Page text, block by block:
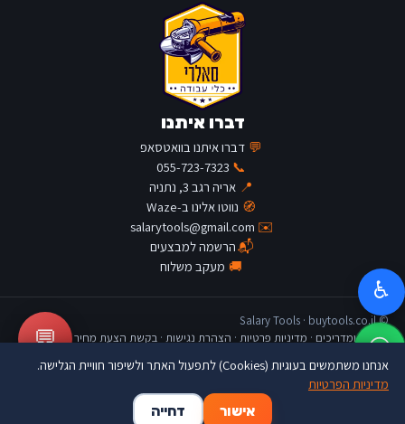
דברו איתנו
💬 דברו איתנו בוואטסאפ
📞
055-723-7323
📍 אריה רגב 3, נתניה
🧭 נווטו אלינו ב-Waze
✉️
salarytools@gmail.com
📬הרשמה למבצעים
🚚 מעקב משלוח
© Salary Tools · buytools.co.il
כתבות ומדריכים · מדיניות פרטיות · הצהרת נגישות · בקשת הצעת מחיר 💬
♿
🛒
אנחנו משתמשים בעוגיות (Cookies) לתפעול האתר ולשיפור חוויית הגלישה.
מדיניות הפרטיות
אישור
דחייה